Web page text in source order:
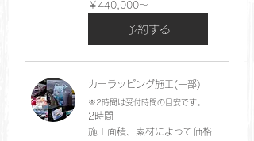
￥440,000
～
￥440,000～
予約する
カーラッピング施工(一部)
※2時間は受付時間の目安です。
2時間
施
施工面積、素材によって価格